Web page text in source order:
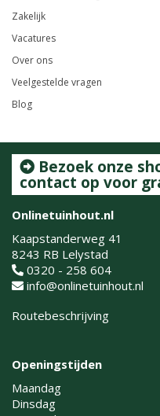
Zakelijk
Vacatures
Over ons
Veelgestelde vragen
Blog
Bezoek onze
contact op voor
Onlinetuinhout.nl
Kaapstanderweg 41
8243 RB Lelystad
0320 - 258 604
info@onlinetuinhout.nl
Routebeschrijving
Openingstijden
Maandag
Dinsdag